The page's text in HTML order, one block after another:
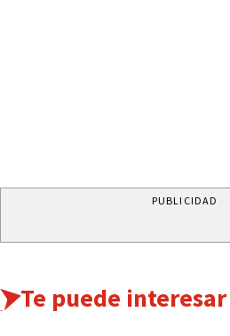
PUBLICIDAD
Te puede interesar